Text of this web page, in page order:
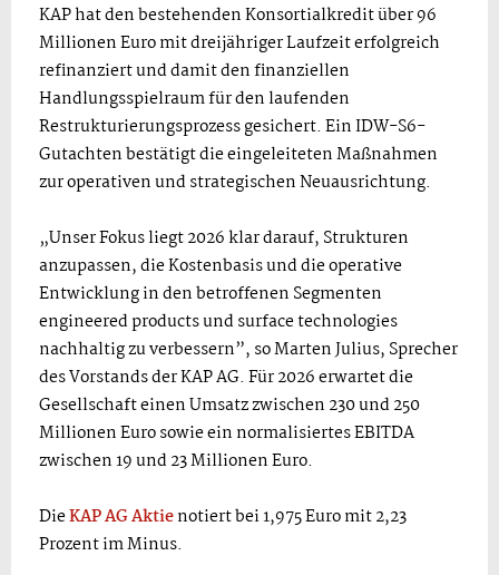
KAP hat den bestehenden Konsortialkredit über 96
Millionen Euro mit dreijähriger Laufzeit erfolgreich
refinanziert und damit den finanziellen
Handlungsspielraum für den laufenden
Restrukturierungsprozess gesichert. Ein IDW-S6-
Gutachten bestätigt die eingeleiteten Maßnahmen
zur operativen und strategischen Neuausrichtung.
„Unser Fokus liegt 2026 klar darauf, Strukturen
anzupassen, die Kostenbasis und die operative
Entwicklung in den betroffenen Segmenten
engineered products und surface technologies
nachhaltig zu verbessern”, so Marten Julius, Sprecher
des Vorstands der KAP AG. Für 2026 erwartet die
Gesellschaft einen Umsatz zwischen 230 und 250
Millionen Euro sowie ein normalisiertes EBITDA
zwischen 19 und 23 Millionen Euro.
DieKAP AG Aktienotiert bei 1,975 Euro mit 2,23
Prozent im Minus.